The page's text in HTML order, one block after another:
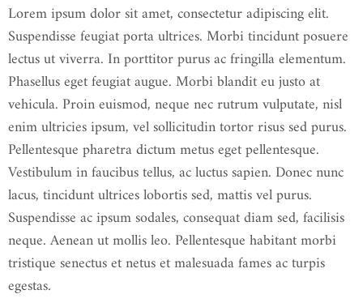
Lorem ipsum dolor sit amet, consectetur adipiscing elit.
Suspendisse feugiat porta ultrices. Morbi tincidunt posuere
lectus ut viverra. In porttitor purus ac fringilla elementum.
Phasellus eget feugiat augue. Morbi blandit eu justo at
vehicula. Proin euismod, neque nec rutrum vulputate, nisl
enim ultricies ipsum, vel sollicitudin tortor risus sed purus.
Pellentesque pharetra dictum metus eget pellentesque.
Vestibulum in faucibus tellus, ac luctus sapien. Donec nunc
lacus, tincidunt ultrices lobortis sed, mattis vel purus.
Suspendisse ac ipsum sodales, consequat diam sed, facilisis
neque. Aenean ut mollis leo. Pellentesque habitant morbi
tristique senectus et netus et malesuada fames ac turpis
egestas.